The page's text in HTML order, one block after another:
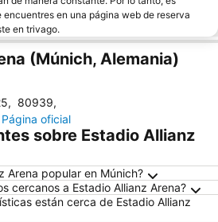
encuentres en una página web de reserva
en trivago.
(Múnich, Alemania)
, 80939,
Página oficial
sobre Estadio Allianz
Arena popular en Múnich?
cercanos a Estadio Allianz Arena?
están cerca de Estadio Allianz